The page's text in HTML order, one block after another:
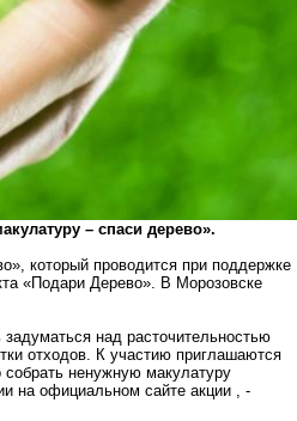
– спаси дерево».
который проводится при поддержке
«Подари Дерево». В Морозовске
над расточительностью
отходов. К участию приглашаются
ненужную макулатуру
на официальном сайте акции , -